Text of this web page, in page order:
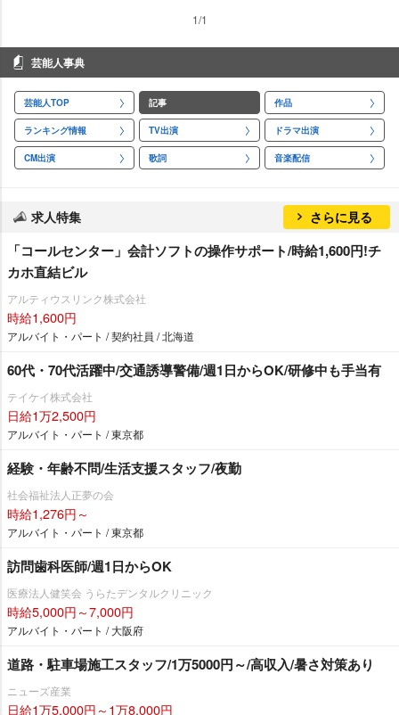
1/1
芸能人事典
芸能人TOP 記事 作品
ランキング情報 TV出演 ドラマ出演
CM出演 歌詞 音楽配信
求人特集 さらに見る
「コールセンター」会計ソフトの操作サポート/時給1,600円!チ
カホ直結ビル
アルティウスリンク株式会社
時給1,600円
アルバイト・パート / 契約社員 / 北海道
60代・70代活躍中/交通誘導警備/週1日からOK/研修中も手当有
テイケイ株式会社
日給1万2,500円
アルバイト・パート / 東京都
経験・年齢不問/生活支援スタッフ/夜勤
社会福祉法人正夢の会
時給1,276円～
アルバイト・パート / 東京都
訪問歯科医師/週1日からOK
医療法人健笑会 うらたデンタルクリニック
時給5,000円～7,000円
アルバイト・パート / 大阪府
道路・駐車場施工スタッフ/1万5000円～/高収入/暑さ対策あり
ニューズ産業
日給1万5,000円～1万8,000円